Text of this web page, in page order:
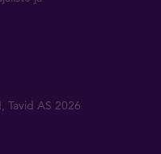
Tavid AS 2026